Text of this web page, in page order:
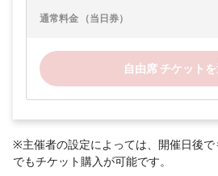
通常料金 （当日券）
自由席 チケット
※主催者の設定によっては、開催日後
でもチケット購入が可能です。